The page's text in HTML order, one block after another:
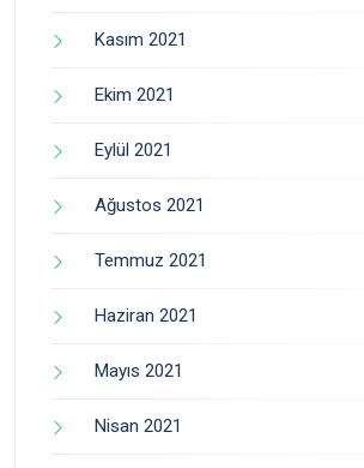
Kasım 2021
Ekim 2021
Eylül 2021
Ağustos 2021
Temmuz 2021
Haziran 2021
Mayıs 2021
Nisan 2021